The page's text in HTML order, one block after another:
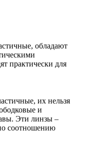
обладают
практически для
их нельзя
и
Эти линзы –
соотношению